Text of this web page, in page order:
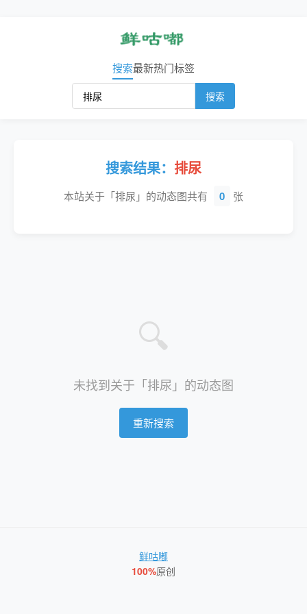
搜索最新热门标签
搜索
搜索结果： 排尿
本站关于「排尿」的动态图共有 0 张
🔍
未找到关于「排尿」的动态图
重新搜索
鲜咕嘟
100%原创